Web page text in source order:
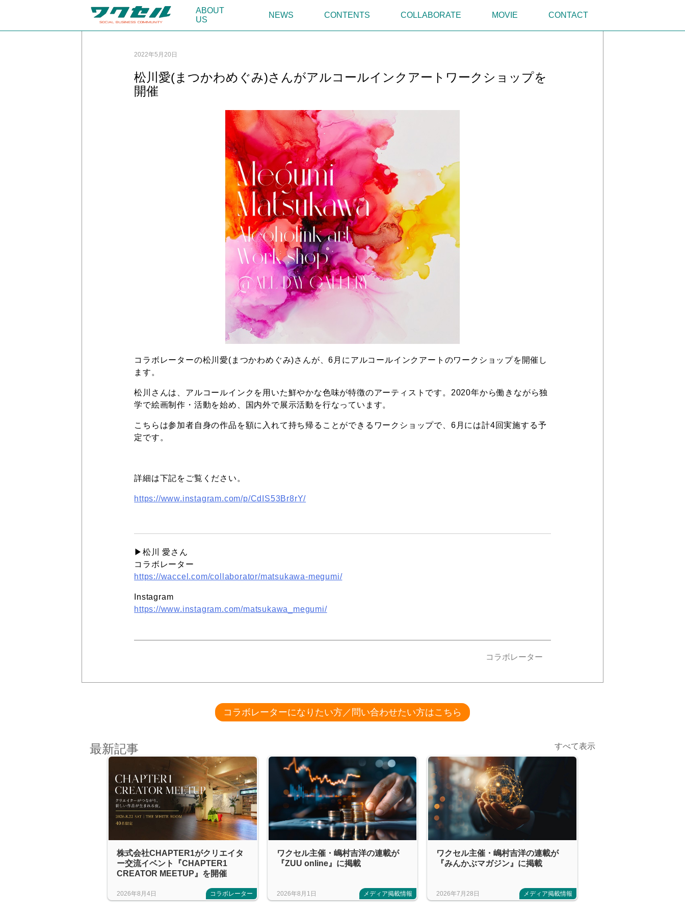
ABOUT
US
NEWS CONTENTS COLLABORATE MOVIE CONTACT
2022年5月20日
松川愛(まつかわめぐみ)さんがアルコールインクアートワークショップを
開催
コラボレーターの松川愛(まつかわめぐみ)さんが、6月にアルコールインクアートのワークショップを開催し
ます。
松川さんは、アルコールインクを用いた鮮やかな色味が特徴のアーティストです。2020年から働きながら独
学で絵画制作・活動を始め、国内外で展示活動を行なっています。
こちらは参加者自身の作品を額に入れて持ち帰ることができるワークショップで、6月には計4回実施する予
定です。
詳細は下記をご覧ください。
https://www.instagram.com/p/CdIS53Br8rY/
▶︎松川 愛さん
コラボレーター
https://waccel.com/collaborator/matsukawa-megumi/
Instagram
https://www.instagram.com/matsukawa_megumi/
コラボレーター
コラボレーターになりたい方／問い合わせたい方はこちら
最新記事 すべて表示
株式会社CHAPTER1がクリエイタ
ー交流イベント『CHAPTER1
CREATOR MEETUP』を開催
2026年8月4日 コラボレーター
ワクセル主催・嶋村吉洋の連載が
『ZUU online』に掲載
2026年8月1日 メディア掲載情報
ワクセル主催・嶋村吉洋の連載が
『みんかぶマガジン』に掲載
2026年7月28日 メディア掲載情報